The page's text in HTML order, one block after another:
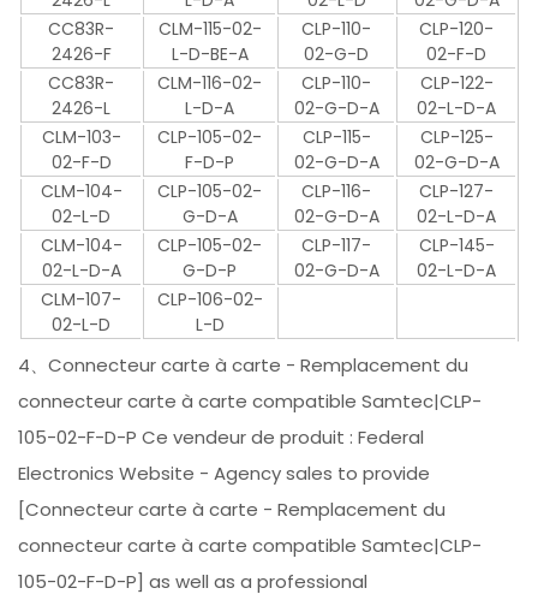
CC83R-
2426-F
CLM-115-02-
L-D-BE-A
CLP-110-
02-G-D
CLP-120-
02-F-D
CC83R-
2426-L
CLM-116-02-
L-D-A
CLP-110-
02-G-D-A
CLP-122-
02-L-D-A
CLM-103-
02-F-D
CLP-105-02-
F-D-P
CLP-115-
02-G-D-A
CLP-125-
02-G-D-A
CLM-104-
02-L-D
CLP-105-02-
G-D-A
CLP-116-
02-G-D-A
CLP-127-
02-L-D-A
CLM-104-
02-L-D-A
CLP-105-02-
G-D-P
CLP-117-
02-G-D-A
CLP-145-
02-L-D-A
CLM-107-
02-L-D
CLP-106-02-
L-D
4、Connecteur carte à carte - Remplacement du
connecteur carte à carte compatible Samtec|CLP-
105-02-F-D-P Ce vendeur de produit : Federal
Electronics Website - Agency sales to provide
[Connecteur carte à carte - Remplacement du
connecteur carte à carte compatible Samtec|CLP-
105-02-F-D-P] as well as a professional